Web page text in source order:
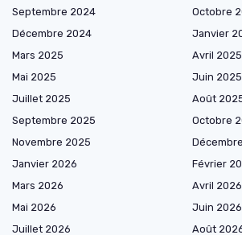
Septembre 2024
Octobre
Décembre 2024
Janvier
Mars 2025
Avril 2025
Mai 2025
Juin 2025
Juillet 2025
Août
Septembre 2025
Octobre
Novembre 2025
Janvier 2026
Février
Mars 2026
Avril 2026
Mai 2026
Juin 2026
Juillet 2026
Août